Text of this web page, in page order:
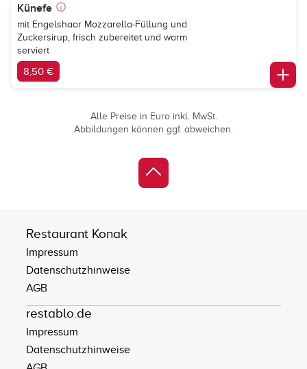
Künefe
mit Engelshaar Mozzarella-Füllung und
Zuckersirup, frisch zubereitet und warm
serviert
8,50 €
Alle Preise in Euro inkl. MwSt.
Abbildungen können ggf. abweichen.
Restaurant Konak
Impressum
Datenschutzhinweise
AGB
restablo.de
Impressum
Datenschutzhinweise